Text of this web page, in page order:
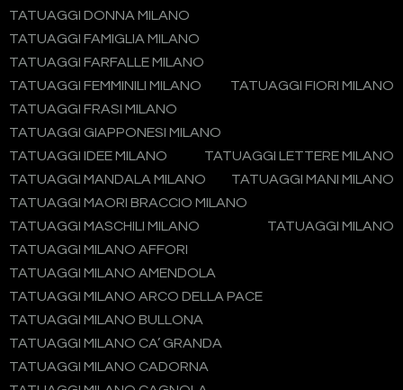
TATUAGGI DONNA MILANO
TATUAGGI FAMIGLIA MILANO
TATUAGGI FARFALLE MILANO
TATUAGGI FEMMINILI MILANO
TATUAGGI FIORI MILANO
TATUAGGI FRASI MILANO
TATUAGGI GIAPPONESI MILANO
TATUAGGI IDEE MILANO
TATUAGGI LETTERE MILANO
TATUAGGI MANDALA MILANO
TATUAGGI MANI MILANO
TATUAGGI MAORI BRACCIO MILANO
TATUAGGI MASCHILI MILANO
TATUAGGI MILANO
TATUAGGI MILANO AFFORI
TATUAGGI MILANO AMENDOLA
TATUAGGI MILANO ARCO DELLA PACE
TATUAGGI MILANO BULLONA
TATUAGGI MILANO CA’ GRANDA
TATUAGGI MILANO CADORNA